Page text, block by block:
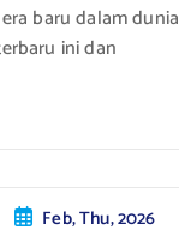
baru dalam dunia
ini dan
Feb, Thu, 2026